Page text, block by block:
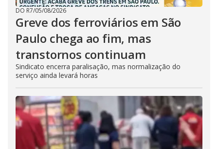
DO R7/05/08/2026
Greve dos ferroviários em São
Paulo chega ao fim, mas
transtornos continuam
Sindicato encerra paralisação, mas normalização do
serviço ainda levará horas